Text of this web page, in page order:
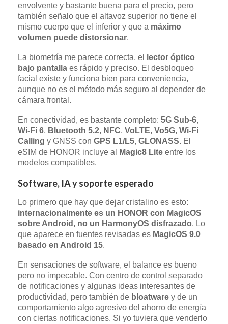
envolvente y bastante buena para el precio, pero
también señalo que el altavoz superior no tiene el
mismo cuerpo que el inferior y que a máximo
volumen puede distorsionar.
La biometría me parece correcta, el
lector óptico
bajo pantalla es rápido y preciso. El desbloqueo
facial existe y funciona bien para conveniencia,
aunque no es el método más seguro al depender de
cámara frontal.
En conectividad, es bastante completo: 5G Sub‑6,
Wi‑Fi 6, Bluetooth 5.2, NFC, VoLTE, Vo5G, Wi‑Fi
Calling y GNSS con GPS L1/L5, GLONASS. El
eSIM de HONOR incluye al
Magic8 Lite entre los
modelos compatibles.
Software, IA y soporte esperado
Lo primero que hay que dejar cristalino es esto:
internacionalmente es un HONOR con MagicOS
sobre Android, no un HarmonyOS disfrazado. Lo
que aparece en fuentes revisadas es MagicOS 9.0
basado en Android 15.
En sensaciones de software, el balance es bueno
pero no impecable. Con centro de control separado
de notificaciones y algunas ideas interesantes de
productividad, pero también de bloatware y de un
comportamiento algo agresivo del ahorro de energía
con ciertas notificaciones. Si yo tuviera que venderlo